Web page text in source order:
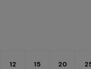
12
15
20